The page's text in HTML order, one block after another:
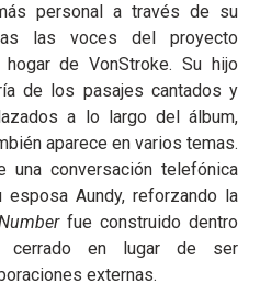
personal a través de su
las voces del proyecto
de VonStroke. Su hijo
de los pasajes cantados y
a lo largo del álbum,
aparece en varios temas.
una conversación telefónica
Aundy, reforzando la
fue construido dentro
cerrado en lugar de ser
externas.